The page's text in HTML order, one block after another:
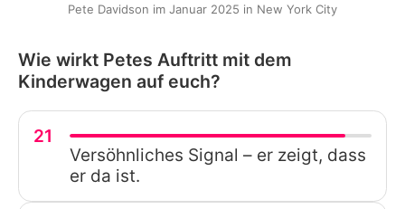
Pete Davidson im Januar 2025 in New York City
Wie wirkt Petes Auftritt mit dem
Kinderwagen auf euch?
21
Versöhnliches Signal – er zeigt, dass
er da ist.